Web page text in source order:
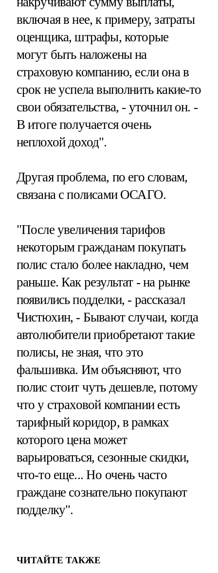
включая в нее, к примеру, затраты
оценщика, штрафы, которые
могут быть наложены на
страховую компанию, если она в
срок не успела выполнить какие-то
свои обязательства, - уточнил он. -
В итоге получается очень
неплохой доход".
Другая проблема, по его словам,
связана с полисами ОСАГО.
"После увеличения тарифов
некоторым гражданам покупать
полис стало более накладно, чем
раньше. Как результат - на рынке
появились подделки, - рассказал
Чистюхин, - Бывают случаи, когда
автолюбители приобретают такие
полисы, не зная, что это
фальшивка. Им объясняют, что
полис стоит чуть дешевле, потому
что у страховой компании есть
тарифный коридор, в рамках
которого цена может
варьироваться, сезонные скидки,
что-то еще... Но очень часто
граждане сознательно покупают
подделку".
ЧИТАЙТЕ ТАКЖЕ